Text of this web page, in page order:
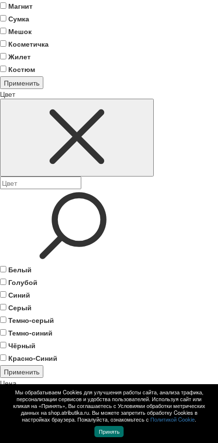
Магнит
Сумка
Мешок
Косметичка
Жилет
Костюм
Применить
Цвет
Белый
Голубой
Синий
Серый
Темно-серый
Темно-синий
Чёрный
Красно-Синий
Применить
Цена
Мы обрабатываем Cookies для улучшения работы сайта, анализа трафика,
персонализации сервисов и удобства пользователей. Используя сайт или
кликая на «Принять», Вы соглашаетесь с Условиями обработки метрических
данных на shop.atributika.ru. Вы можете запретить обработку Cookies в
настройках браузера. Пожалуйста, ознакомьтесь с Политикой Cookie.
Принять